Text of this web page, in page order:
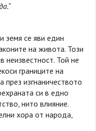
земя се яви един
на живота. Този
неизвестност. Той не
границите на
през изгнаничеството
си в едно
нито влияние.
хора от народа,